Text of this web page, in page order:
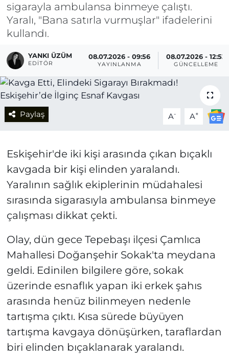
sigarayla ambulansa binmeye çalıştı.
Yaralı, "Bana satırla vurmuşlar" ifadelerini
kullandı.
YANKI ÜZÜM
EDITÖR
08.07.2026 - 09:56
YAYINLANMA
08.07.2026 - 12:53
GÜNCELLEME
Paylaş A- A+
Eskişehir'de iki kişi arasında çıkan bıçaklı
kavgada bir kişi elinden yaralandı.
Yaralının sağlık ekiplerinin müdahalesi
sırasında sigarasıyla ambulansa binmeye
çalışması dikkat çekti.
Olay, dün gece Tepebaşı ilçesi Çamlıca
Mahallesi Doğanşehir Sokak'ta meydana
geldi. Edinilen bilgilere göre, sokak
üzerinde esnaflık yapan iki erkek şahıs
arasında henüz bilinmeyen nedenle
tartışma çıktı. Kısa sürede büyüyen
tartışma kavgaya dönüşürken, taraflardan
biri elinden bıçaklanarak yaralandı.